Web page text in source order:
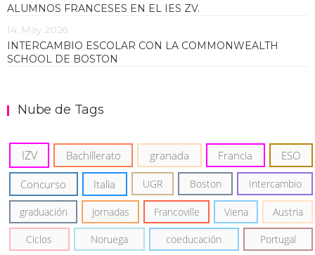
ALUMNOS FRANCESES EN EL IES ZV.
14, May 2026
INTERCAMBIO ESCOLAR CON LA COMMONWEALTH
SCHOOL DE BOSTON
Nube de Tags
IZV Bachillerato granada Francia ESO
Concurso Italia UGR Boston Intercambio
graduación Jornadas Francoville Viena Austria
Ciclos Noruega coeducación Portugal